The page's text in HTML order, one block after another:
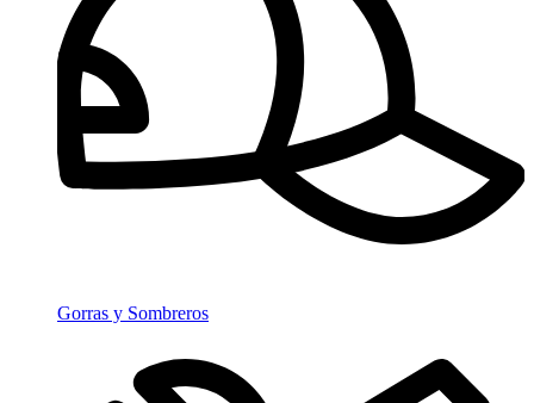
Gorras y Sombreros